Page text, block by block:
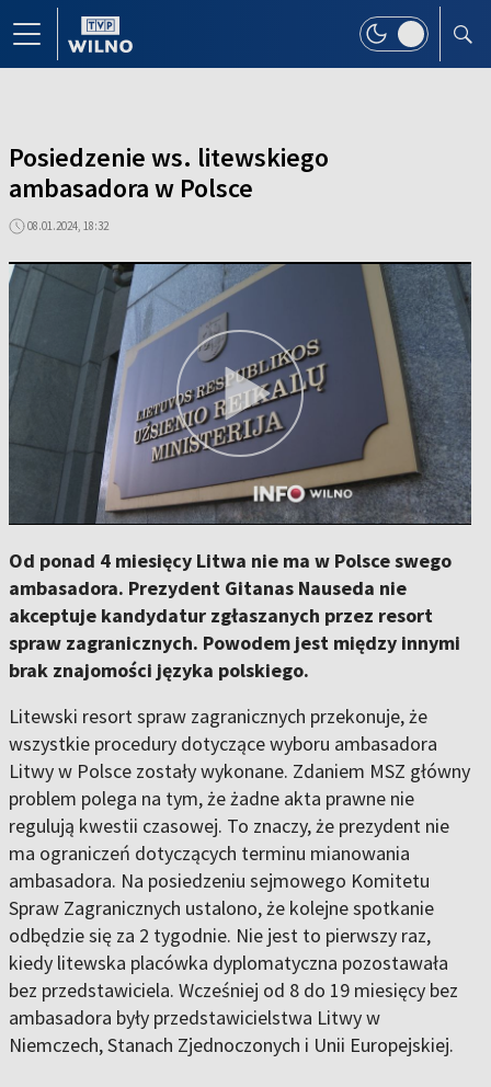
Posiedzenie ws. litewskiego
ambasadora w Polsce
08.01.2024, 18:32
Od ponad 4 miesięcy Litwa nie ma w Polsce swego
ambasadora. Prezydent Gitanas Nauseda nie
akceptuje kandydatur zgłaszanych przez resort
spraw zagranicznych. Powodem jest między innymi
brak znajomości języka polskiego.
Litewski resort spraw zagranicznych przekonuje, że
wszystkie procedury dotyczące wyboru ambasadora
Litwy w Polsce zostały wykonane. Zdaniem MSZ główny
problem polega na tym, że żadne akta prawne nie
regulują kwestii czasowej. To znaczy, że prezydent nie
ma ograniczeń dotyczących terminu mianowania
ambasadora. Na posiedzeniu sejmowego Komitetu
Spraw Zagranicznych ustalono, że kolejne spotkanie
odbędzie się za 2 tygodnie. Nie jest to pierwszy raz,
kiedy litewska placówka dyplomatyczna pozostawała
bez przedstawiciela. Wcześniej od 8 do 19 miesięcy bez
ambasadora były przedstawicielstwa Litwy w
Niemczech, Stanach Zjednoczonych i Unii Europejskiej.